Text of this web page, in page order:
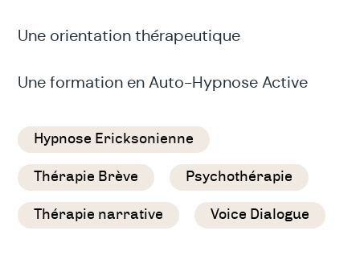
Une orientation thérapeutique
Une formation en Auto-Hypnose Active
Hypnose Ericksonienne
Thérapie Brève Psychothérapie
Thérapie narrative Voice Dialogue